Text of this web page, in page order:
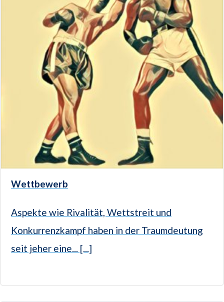
Wettbewerb
Aspekte wie Rivalität, Wettstreit und
Konkurrenzkampf haben in der Traumdeutung
seit jeher eine... [...]